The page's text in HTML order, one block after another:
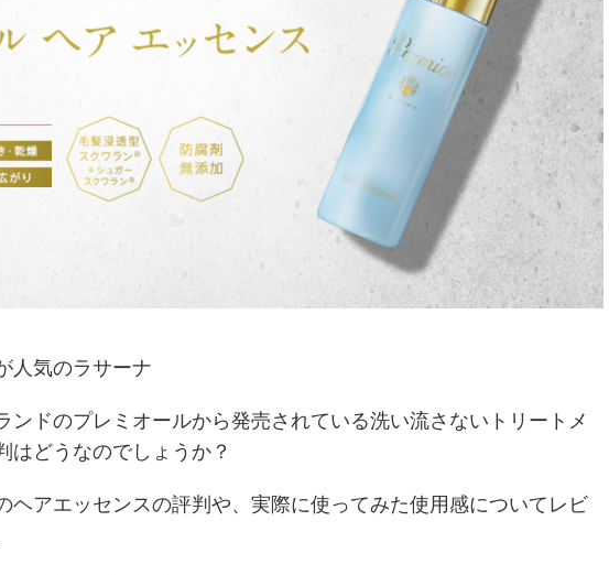
人気のラサーナ
ンドのプレミオールから発売されている洗い流さないトリートメ
はどうなのでしょうか？
ヘアエッセンスの評判や、実際に使ってみた使用感についてレビ